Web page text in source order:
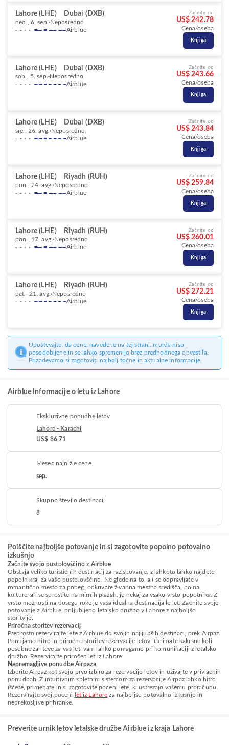
Lahore (LHE) Dubai (DXB)
ned., 6. sep. Neposredno
Airblue
Začnite od
US$ 242.78
Cena/oseba
Knjiga
Lahore (LHE) Dubai (DXB)
sob., 5. sep. Neposredno
Airblue
Začnite od
US$ 243.66
Cena/oseba
Knjiga
Lahore (LHE) Dubai (DXB)
sre., 26. avg. Neposredno
Airblue
Začnite od
US$ 243.84
Cena/oseba
Knjiga
Lahore (LHE) Riyadh (RUH)
pon., 24. avg. Neposredno
Airblue
Začnite od
US$ 259.84
Cena/oseba
Knjiga
Lahore (LHE) Riyadh (RUH)
pon., 17. avg. Neposredno
Airblue
Začnite od
US$ 260.01
Cena/oseba
Knjiga
Lahore (LHE) Riyadh (RUH)
pet., 21. avg. Neposredno
Airblue
Začnite od
US$ 272.21
Cena/oseba
Knjiga
Upoštevajte, da cene, navedene na tej strani, morda niso
posodobljene in se lahko spremenijo brez predhodnega obvestila.
Prizadevamo si zagotoviti najbolj točne in aktualne informacije.
Airblue Informacije o letu iz Lahore
Ekskluzivne ponudbe letov
Lahore - Karachi
US$ 86.71
Mesec najnižje cene
sep.
Skupno število destinacij
8
Poiščite najboljše potovanje in si zagotovite popolno potovalno
izkušnjo
Začnite svojo pustolovščino z Airblue
Obstaja veliko turističnih destinacij za raziskovanje, z lahkoto lahko najdete
popoln kraj za vašo pustolovščino. Ne glede na to, ali se odpravljate v
romantično mesto za pobeg, odkrivate živahna mestna središča, polna
kulture, ali se sprostite na mirnih plažah, je nekaj za vsako vrsto popotnika. Z
vrsto možnosti na dosegu roke je vaša idealna destinacija le let. Začnite svoje
potovanje z Airblue, priljubljeno letalsko družbo v Lahore z najboljšo
storitvijo.
Priročna storitev rezervacij
Preprosto rezervirajte lete z Airblue do svojih najljubših destinacij prek Airpaz.
Ponujamo hitro in priročno storitev rezervacije letov. Če imate kakršne koli
posebne zahteve za vaš let, vam lahko pomagamo pri komunikaciji z letalsko
družbo. Rezervirajte priročen let iz Lahore.
Nepremagljive ponudbe Airpaza
Izberite Airpaz kot svojo prvo izbiro za rezervacijo letov in uživajte v privlačnih
ponudbah. Z intuitivnim spletnim sistemom za rezervacije Airpaz lahko hitro
iščete, primerjate in si zagotovite poceni lete, ki ustrezajo vašemu proračunu.
Rezervirajte svoj poceni
let iz Lahore za najboljšo potovalno izkušnjo in
neprekosljive prihranke.
Preverite urnik letov letalske družbe Airblue iz kraja Lahore